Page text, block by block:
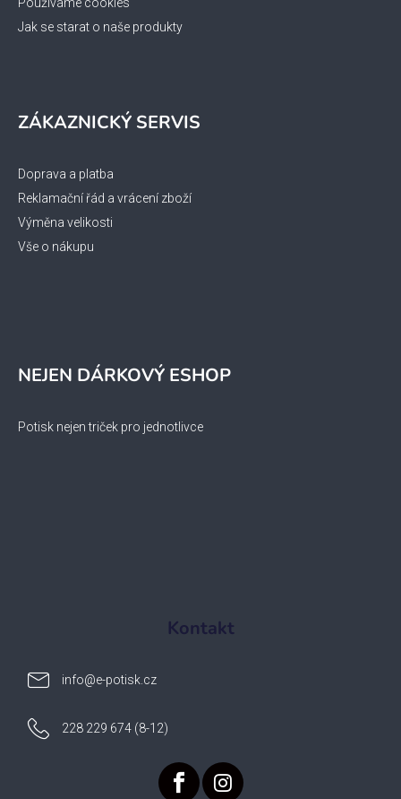
Používáme cookies
Jak se starat o naše produkty
ZÁKAZNICKÝ SERVIS
Doprava a platba
Reklamační řád a vrácení zboží
Výměna velikosti
Vše o nákupu
NEJEN DÁRKOVÝ ESHOP
Potisk nejen triček pro jednotlivce
Kontakt
info@e-potisk.cz
228 229 674 (8-12)